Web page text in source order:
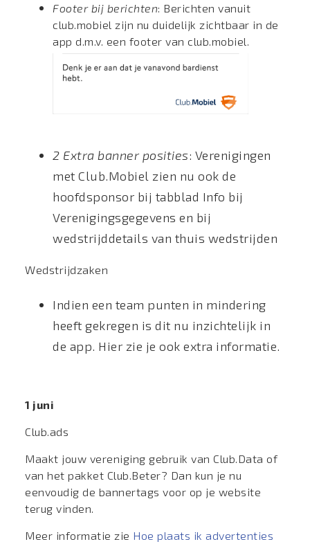
Footer bij berichten: Berichten vanuit
club.mobiel zijn nu duidelijk zichtbaar in de
app d.m.v. een footer van club.mobiel.
2 Extra banner posities: Verenigingen
met Club.Mobiel zien nu ook de
hoofdsponsor bij tabblad Info bij
Verenigingsgegevens en bij
wedstrijddetails van thuis wedstrijden
Wedstrijdzaken
Indien een team punten in mindering
heeft gekregen is dit nu inzichtelijk in
de app. Hier zie je ook extra informatie.
1 juni
Club.ads
Maakt jouw vereniging gebruik van Club.Data of
van het pakket Club.Beter? Dan kun je nu
eenvoudig de bannertags voor op je website
terug vinden.
Meer informatie zie Hoe plaats ik advertenties